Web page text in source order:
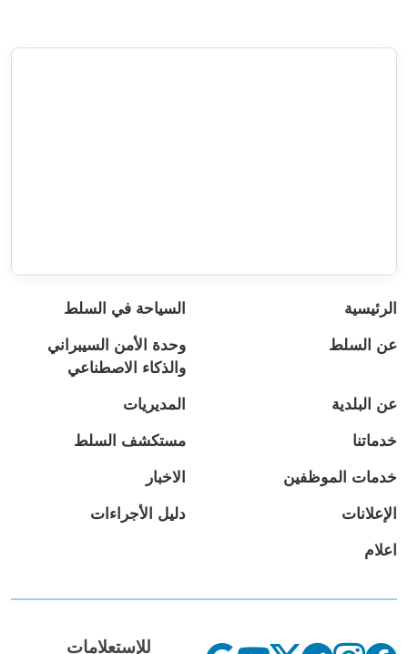
الرئيسية السياحة في السلط
عن السلط
وحدة الأمن السيبراني
والذكاء الاصطناعي
عن البلدية المديريات
خدماتنا مستكشف السلط
خدمات الموظفين الاخبار
الإعلانات دليل الأجراءات
اعلام
للإستعلامات